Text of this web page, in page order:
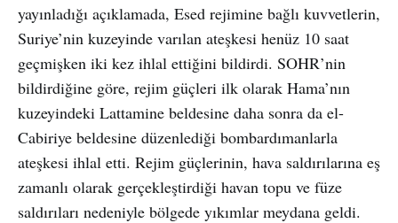
yayınladığı açıklamada, Esed rejimine bağlı kuvvetlerin,
Suriye’nin kuzeyinde varılan ateşkesi henüz 10 saat
geçmişken iki kez ihlal ettiğini bildirdi. SOHR’nin
bildirdiğine göre, rejim güçleri ilk olarak Hama’nın
kuzeyindeki Lattamine beldesine daha sonra da el-
Cabiriye beldesine düzenlediği bombardımanlarla
ateşkesi ihlal etti. Rejim güçlerinin, hava saldırılarına eş
zamanlı olarak gerçekleştirdiği havan topu ve füze
saldırıları nedeniyle bölgede yıkımlar meydana geldi.